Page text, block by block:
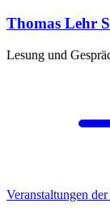
Thomas Lehr
Lesung und
Veranstaltungen